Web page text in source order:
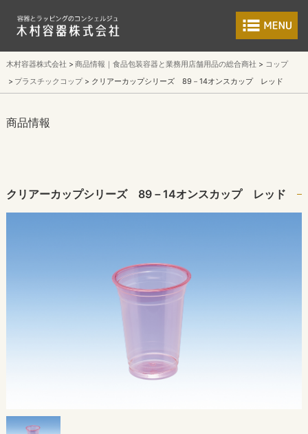
食品包装容器と
木村容器株式会社 商品情報｜食品包装容器と業務用店舗用品の総合商社
コップ
プラスチックコップ
クリアーカップシリーズ 89－14オンスカップ レッド
商品情報
クリアーカップシリーズ 89－14オンスカップ レッド